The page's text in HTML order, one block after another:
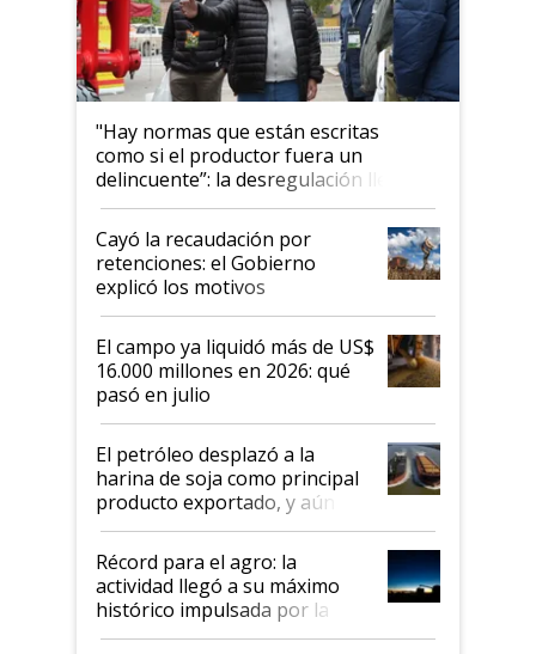
"Hay normas que están escritas
como si el productor fuera un
delincuente”: la desregulación llegó
al Congreso Aapresid y hasta se
habló del financiamiento al IPCVA
Cayó la recaudación por
retenciones: el Gobierno
explicó los motivos
El campo ya liquidó más de US$
16.000 millones en 2026: qué
pasó en julio
El petróleo desplazó a la
harina de soja como principal
producto exportado, y aún así
el agro aportó casi seis de cada
diez dólares y sostuvo el
liderazgo en un semestre
récord
Récord para el agro: la
actividad llegó a su máximo
histórico impulsada por la
cosecha y las exportaciones